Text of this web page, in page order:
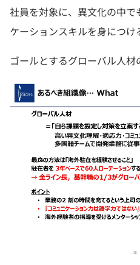
社員を対象に、異文化の中
ケーションスキルを身につけ
ゴールとするグローバル人材